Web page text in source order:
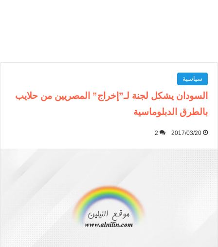
سياسية
السودان يشكل لجنة لـ”إخراج” المصريين من حلايب
بالطرق الدبلوماسية
2017/03/20
2